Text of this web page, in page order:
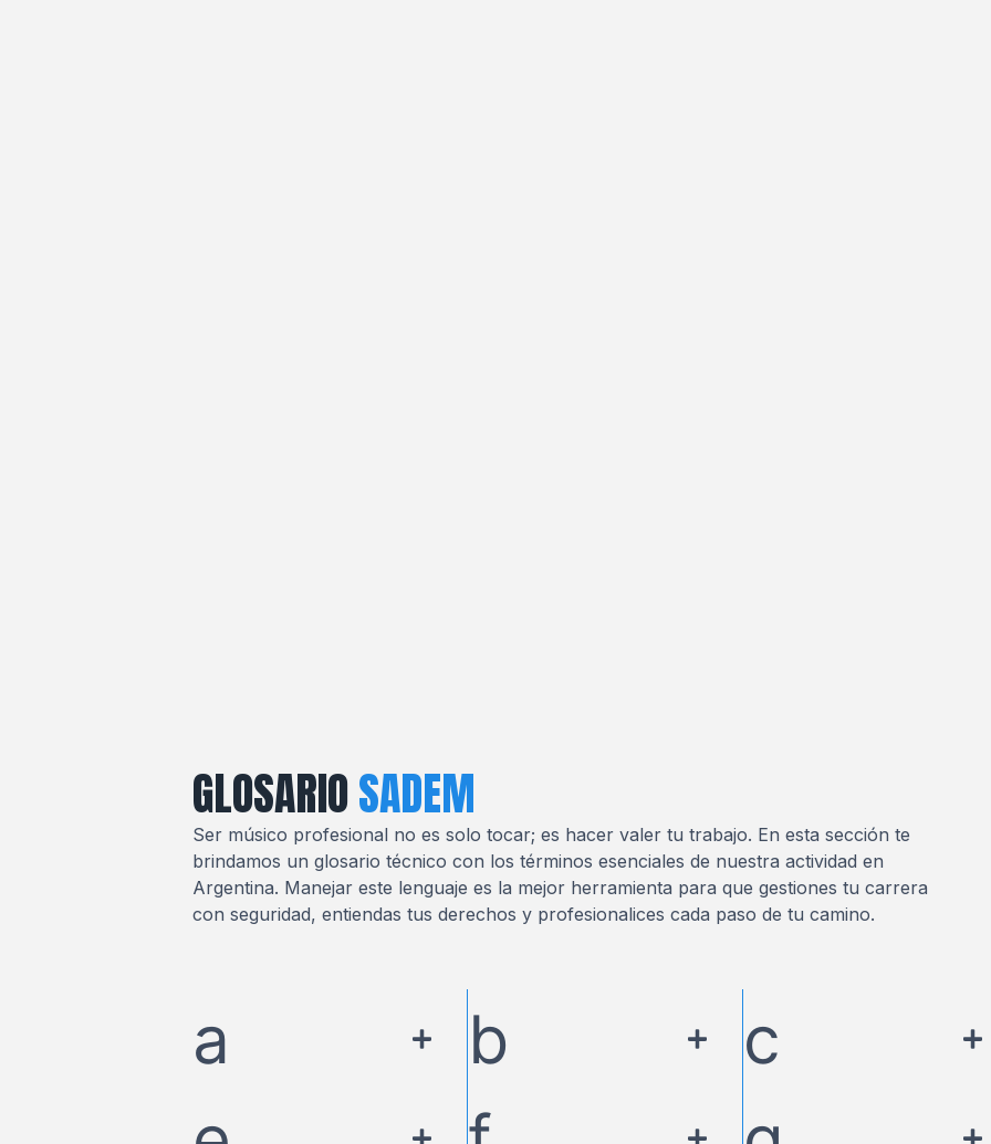
GLOSARIOSADEM
Ser músico profesional no es solo tocar; es hacer valer tu trabajo. En esta sección te
brindamos un glosario técnico con los términos esenciales de nuestra actividad en
Argentina. Manejar este lenguaje es la mejor herramienta para que gestiones tu carrera
con seguridad, entiendas tus derechos y profesionalices cada paso de tu camino.
a
b
c